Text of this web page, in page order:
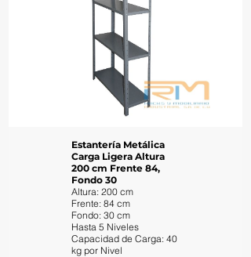
Estantería Metálica
Carga Ligera Altura
200 cm Frente 84,
Fondo 30
Altura: 200 cm
Frente: 84 cm
Fondo: 30 cm
Hasta 5 Niveles
Capacidad de Carga: 40
kg por Nivel